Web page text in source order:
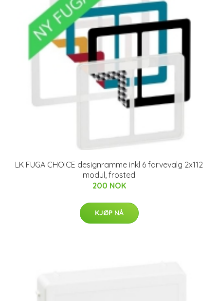
LK FUGA CHOICE designramme inkl 6 farvevalg 2x112
modul, frosted
200 NOK
KJØP NÅ